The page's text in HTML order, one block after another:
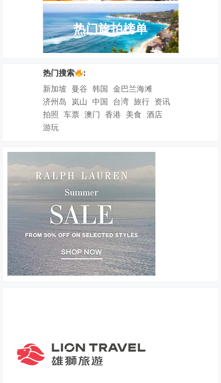
热门旅拍榜单
热门搜索
:
新加坡 曼谷 韩国 金巴兰海滩
济州岛 岚山 中国 台湾 旅行 资讯
拍照 车票 澳门 香港 美食 酒店
游玩